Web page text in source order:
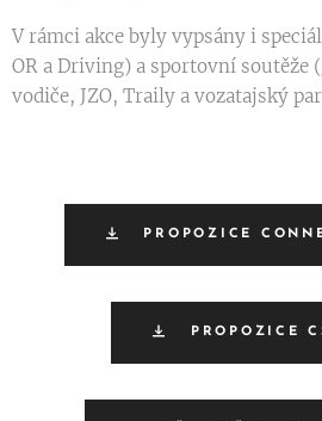
V rámci akce byly vypsány i
OR a Driving) a sportovní soutěže
vodiče, JZO, Traily a vozatajský
PROPOZICE
PROPOZICE